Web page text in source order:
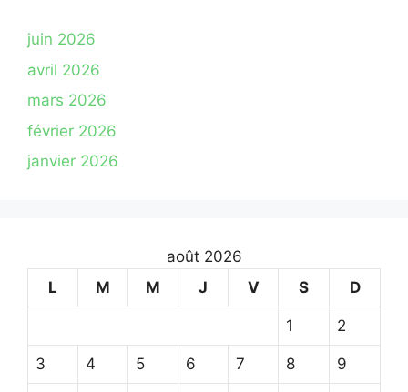
juin 2026
avril 2026
mars 2026
février 2026
janvier 2026
août 2026
L
M M J V S D
1 2
3 4 5 6 7 8 9